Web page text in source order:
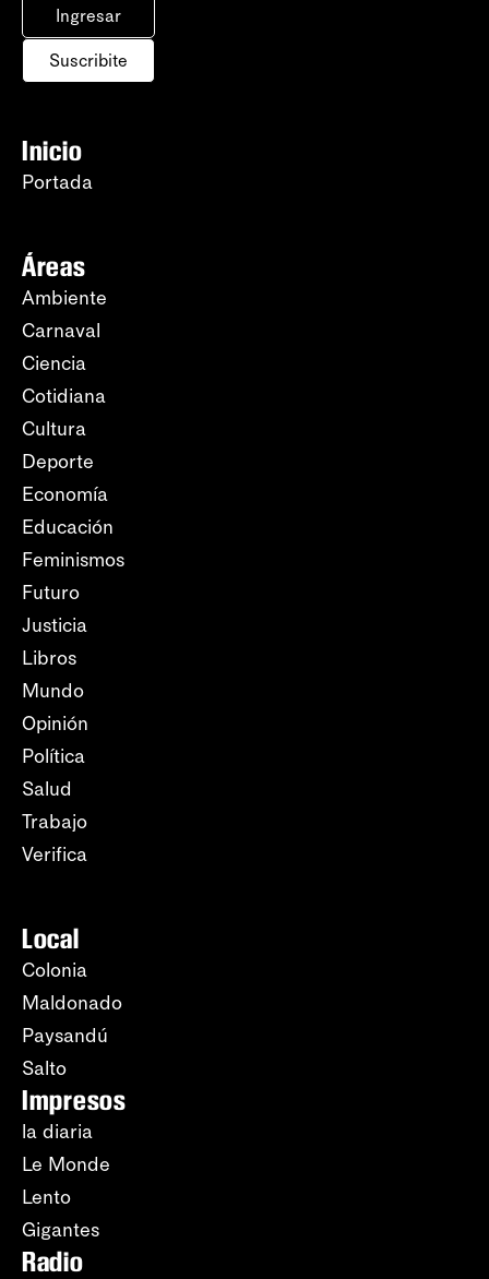
Ingresar
Suscribite
Inicio
Portada
Áreas
Ambiente
Carnaval
Ciencia
Cotidiana
Cultura
Deporte
Economía
Educación
Feminismos
Futuro
Justicia
Libros
Mundo
Opinión
Política
Salud
Trabajo
Verifica
Local
Colonia
Maldonado
Paysandú
Salto
Impresos
la diaria
Le Monde
Lento
Gigantes
Radio